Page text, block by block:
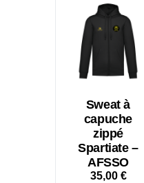
Sweat à
capuche
zippé
Spartiate –
AFSSO
35,00 €